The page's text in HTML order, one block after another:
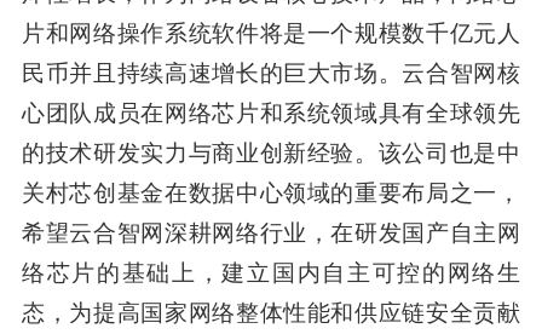
片和网络操作系统软件将是一个规模数千亿元人
民币并且持续高速增长的巨大市场。云合智网核
心团队成员在网络芯片和系统领域具有全球领先
的技术研发实力与商业创新经验。该公司也是中
关村芯创基金在数据中心领域的重要布局之一，
希望云合智网深耕网络行业，在研发国产自主网
络芯片的基础上，建立国内自主可控的网络生
态，为提高国家网络整体性能和供应链安全贡献